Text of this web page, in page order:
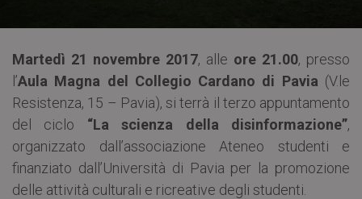
Martedì 21 novembre 2017, alle ore 21.00, presso
l’Aula Magna del Collegio Cardano di Pavia (V.le
Resistenza, 15 – Pavia), si terrà il terzo appuntamento
del ciclo “La scienza della disinformazione”,
organizzato dall’associazione Ateneo studenti e
finanziato dall’Università di Pavia per la promozione
delle attività culturali e ricreative degli studenti.